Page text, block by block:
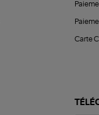
Carte